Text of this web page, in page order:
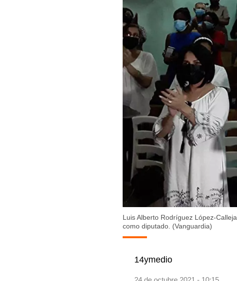
Luis Alberto Rodríguez López-
como diputado. (Vanguardia)
14ymedio